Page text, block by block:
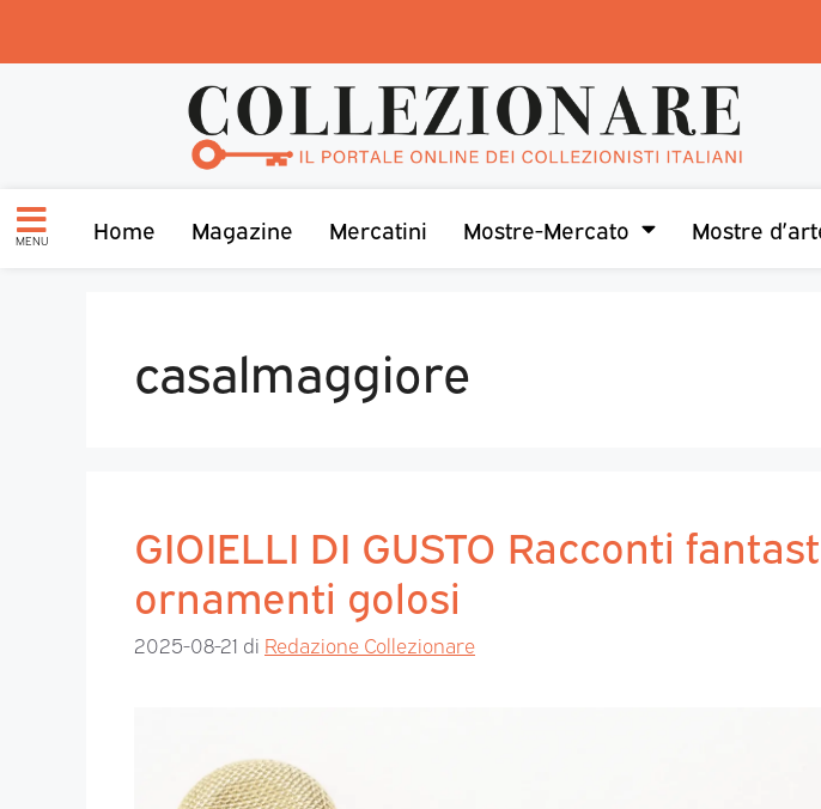
MENU Home Magazine Mercatini Mostre-Mercato Mostre
casalmaggiore
GIOIELLI DI GUSTO Racconti
ornamenti golosi
2025-08-21 di Redazione Collezionare